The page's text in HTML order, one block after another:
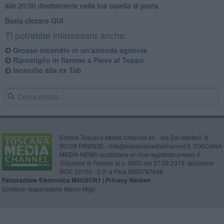
alle 20:00 direttamente nella tua casella di posta.
Basta cliccare QUI
Ti potrebbe interessare anche:
Grosso incendio in un'azienda agricola
Ripostiglio in fiamme a Pieve al Toppo
Incendio alla ex Tab
Editore Toscana Media Channel srl - Via Dei Martelli, 8 -
50129 FIRENZE - info@toscanamediachannel.it. TOSCANA
MEDIA NEWS quotidiano on line registrato presso il
Tribunale di Firenze al n. 5935 del 27.09.2013. Iscrizione
ROC 22105 - C.F. e P.Iva 0620787048
Fatturazione Elettronica M5UXCR1 | Privacy Nielsen
Direttore responsabile Marco Migli